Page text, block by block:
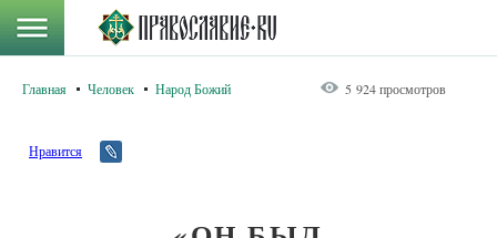
Главная Человек Народ Божий 5 924 просмотров
Нравится